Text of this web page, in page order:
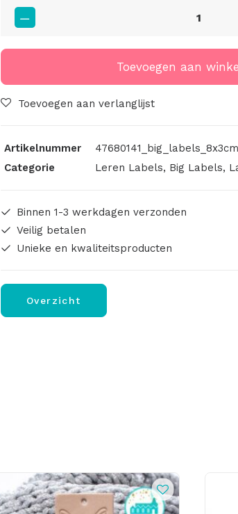
Big
Labels
Just
For
Toevoegen aan
Toevoegen aan verlanglijst
Artikelnummer
Categorie
Leren Labels, Big Labels,
Binnen 1-3 werkdagen verzonden
Veilig betalen
Unieke en kwaliteitsproducten
Overzicht